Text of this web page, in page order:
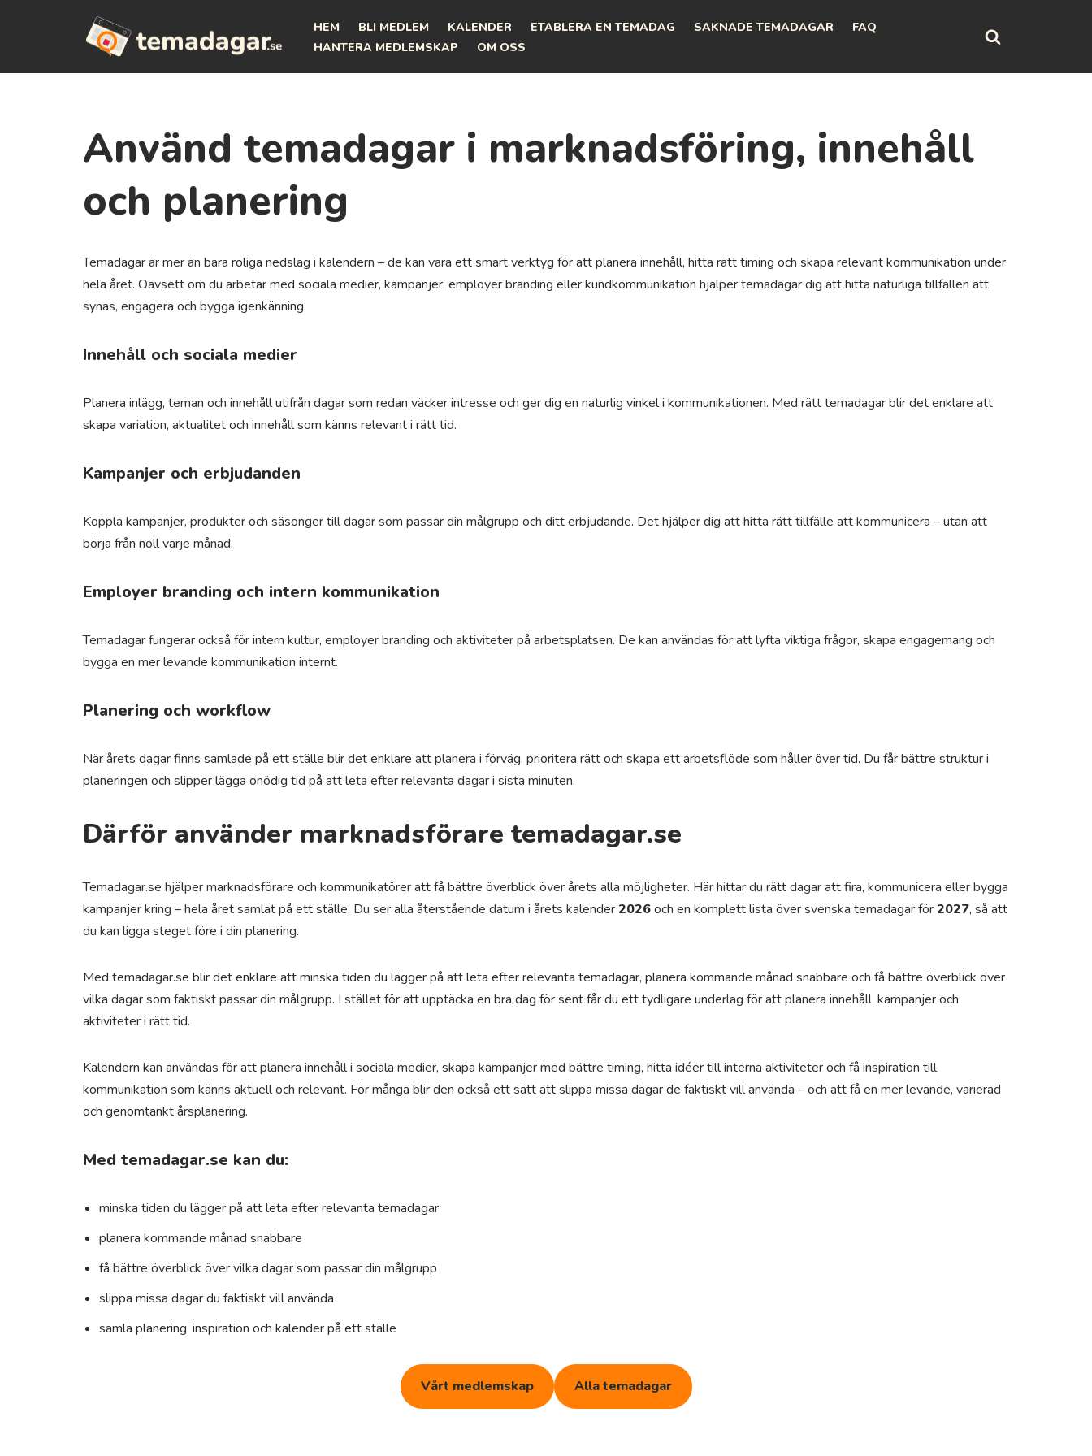
HEM BLI MEDLEM KALENDER ETABLERA EN TEMADAG SAKNADE TEMADAGAR
FAQ
HANTERA MEDLEMSKAP
OM OSS
Använd temadagar i marknadsföring, innehåll
och planering
Temadagar är mer än bara roliga nedslag i kalendern – de kan vara ett smart verktyg för att planera innehåll, hitta rätt timing och skapa relevant kommunikation under
hela året. Oavsett om du arbetar med sociala medier, kampanjer, employer branding eller kundkommunikation hjälper temadagar dig att hitta naturliga tillfällen att
synas, engagera och bygga igenkänning.
Innehåll och sociala medier
Planera inlägg, teman och innehåll utifrån dagar som redan väcker intresse och ger dig en naturlig vinkel i kommunikationen. Med rätt temadagar blir det enklare att
skapa variation, aktualitet och innehåll som känns relevant i rätt tid.
Kampanjer och erbjudanden
Koppla kampanjer, produkter och säsonger till dagar som passar din målgrupp och ditt erbjudande. Det hjälper dig att hitta rätt tillfälle att kommunicera – utan att
börja från noll varje månad.
Employer branding och intern kommunikation
Temadagar fungerar också för intern kultur, employer branding och aktiviteter på arbetsplatsen. De kan användas för att lyfta viktiga frågor, skapa engagemang och
bygga en mer levande kommunikation internt.
Planering och workflow
När årets dagar finns samlade på ett ställe blir det enklare att planera i förväg, prioritera rätt och skapa ett arbetsflöde som håller över tid. Du får bättre struktur i
planeringen och slipper lägga onödig tid på att leta efter relevanta dagar i sista minuten.
Därför använder marknadsförare temadagar.se
Temadagar.se hjälper marknadsförare och kommunikatörer att få bättre överblick över årets alla möjligheter. Här hittar du rätt dagar att fira, kommunicera eller bygga
kampanjer kring – hela året samlat på ett ställe. Du ser alla återstående datum i årets kalender 2026och en komplett lista över svenska temadagar för 2027, så att
du kan ligga steget före i din planering.
Med temadagar.se blir det enklare att minska tiden du lägger på att leta efter relevanta temadagar, planera kommande månad snabbare och få bättre överblick över
vilka dagar som faktiskt passar din målgrupp. I stället för att upptäcka en bra dag för sent får du ett tydligare underlag för att planera innehåll, kampanjer och
aktiviteter i rätt tid.
Kalendern kan användas för att planera innehåll i sociala medier, skapa kampanjer med bättre timing, hitta idéer till interna aktiviteter och få inspiration till
kommunikation som känns aktuell och relevant. För många blir den också ett sätt att slippa missa dagar de faktiskt vill använda – och att få en mer levande, varierad
och genomtänkt årsplanering.
Med temadagar.se kan du:
minska tiden du lägger på att leta efter relevanta temadagar
planera kommande månad snabbare
få bättre överblick över vilka dagar som passar din målgrupp
slippa missa dagar du faktiskt vill använda
samla planering, inspiration och kalender på ett ställe
Vårt medlemskap Alla temadagar